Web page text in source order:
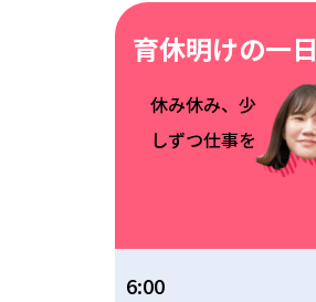
育休明けの一日
休み休み、少
しずつ仕事を
6:00